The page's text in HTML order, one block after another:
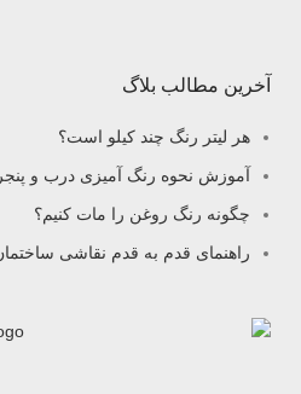
آخرین مطالب بلاگ
هر لیتر رنگ چند کیلو است؟
آموزش نحوه رنگ آمیزی درب و
چگونه رنگ روغن را مات کنیم؟
راهنمای قدم به قدم نقاشی